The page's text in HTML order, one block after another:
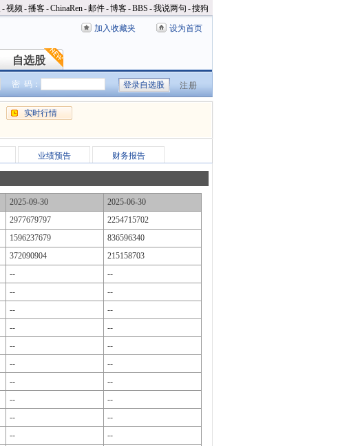
-视频-播客-ChinaRen-邮件-博客-BBS -我说两句 -搜狗
加入收藏夹 设为首页
自选股
自选股
密 码： 注册
实时行情
业绩预告 财务报告
2025-09-30
2025-06-30
2977679797
2254715702
1596237679
836596340
372090904
215158703
--
--
--
--
--
--
--
--
--
--
--
--
--
--
--
--
--
--
--
--